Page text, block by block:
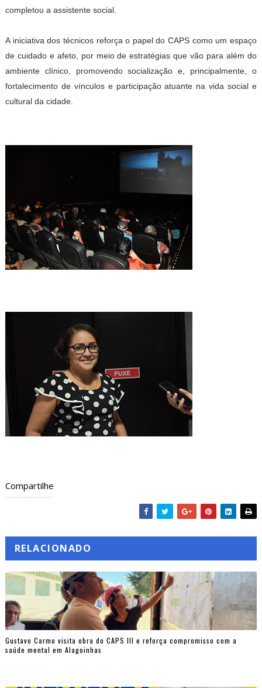
completou a assistente social.
A iniciativa dos técnicos reforça o papel do CAPS como um espaço
de cuidado e afeto, por meio de estratégias que vão para além do
ambiente clínico, promovendo socialização e, principalmente, o
fortalecimento de vínculos e participação atuante na vida social e
cultural da cidade.
Compartilhe
RELACIONADO
Gustavo Carmo visita obra do CAPS III e reforça compromisso com a
saúde mental em Alagoinhas